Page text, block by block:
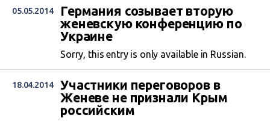
05.05.2014
Германия созывает вторую
женевскую конференцию по
Украине
Sorry, this entry is only available in Russian.
18.04.2014
Участники переговоров в
Женеве не признали Крым
российским